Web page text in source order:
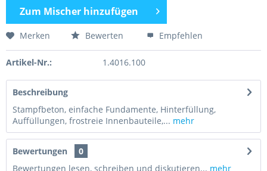
Zum Mischer hinzufügen
Merken Bewerten Empfehlen
Artikel-Nr.: 1.4016.100
Beschreibung
Stampfbeton, einfache Fundamente, Hinterfüllung,
Auffüllungen, frostreie Innenbauteile,... mehr
Bewertungen
0
Bewertungen lesen, schreiben und diskutieren... mehr